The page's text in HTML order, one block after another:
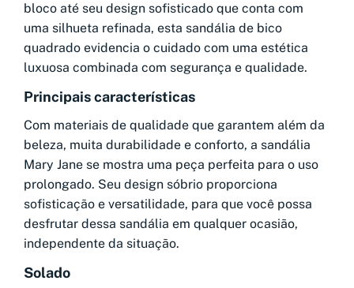
bloco até seu design sofisticado que conta com
uma silhueta refinada, esta sandália de bico
quadrado evidencia o cuidado com uma estética
luxuosa combinada com segurança e qualidade.
Principais características
Com materiais de qualidade que garantem além da
beleza, muita durabilidade e conforto, a sandália
Mary Jane se mostra uma peça perfeita para o uso
prolongado. Seu design sóbrio proporciona
sofisticação e versatilidade, para que você possa
desfrutar dessa sandália em qualquer ocasião,
independente da situação.
Solado